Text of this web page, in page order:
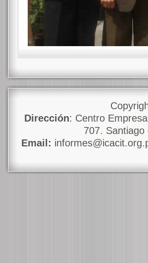
Dirección: Centro
707.
Email: